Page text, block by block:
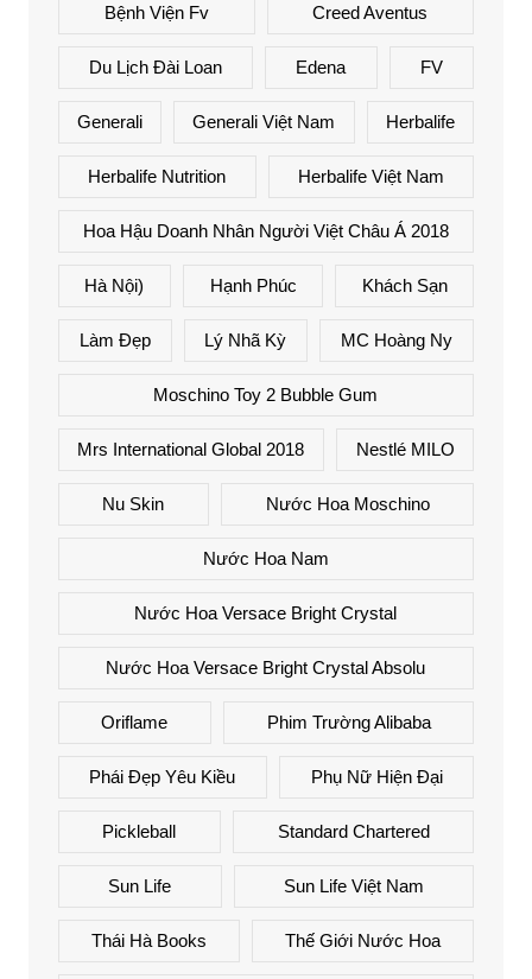
Bệnh Viện Fv Creed Aventus
Du Lịch Đài Loan Edena FV
Generali Generali Việt Nam Herbalife
Herbalife Nutrition Herbalife Việt Nam
Hoa Hậu Doanh Nhân Người Việt Châu Á 2018
Hà Nội) Hạnh Phúc Khách Sạn
Làm Đẹp Lý Nhã Kỳ MC Hoàng Ny
Moschino Toy 2 Bubble Gum
Mrs International Global 2018 Nestlé MILO
Nu Skin Nước Hoa Moschino
Nước Hoa Nam
Nước Hoa Versace Bright Crystal
Nước Hoa Versace Bright Crystal Absolu
Oriflame Phim Trường Alibaba
Phái Đẹp Yêu Kiều Phụ Nữ Hiện Đại
Pickleball Standard Chartered
Sun Life Sun Life Việt Nam
Thái Hà Books Thế Giới Nước Hoa